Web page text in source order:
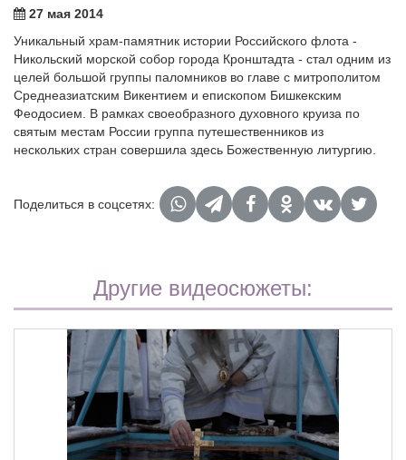
27 мая 2014
Уникальный храм-памятник истории Российского флота -
Никольский морской собор города Кронштадта - стал одним из
целей большой группы паломников во главе с митрополитом
Среднеазиатским Викентием и епископом Бишкекским
Феодосием. В рамках своеобразного духовного круиза по
святым местам России группа путешественников из
нескольких стран совершила здесь Божественную литургию.
Поделиться в соцсетях:
Другие видеосюжеты: